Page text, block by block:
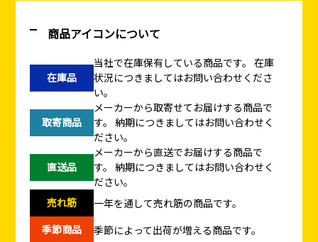
商品アイコンについて
在庫品
当社で在庫保有している商品です。 在庫
状況につきましてはお問い合わせくださ
い。
取寄商品
メーカーから取寄せてお届けする商品で
す。 納期につきましてはお問い合わせく
ださい。
直送品
メーカーから直送でお届けする商品で
す。 納期につきましてはお問い合わせく
ださい。
売れ筋
一年を通して売れ筋の商品です。
季節商品
季節によって出荷が増える商品です。